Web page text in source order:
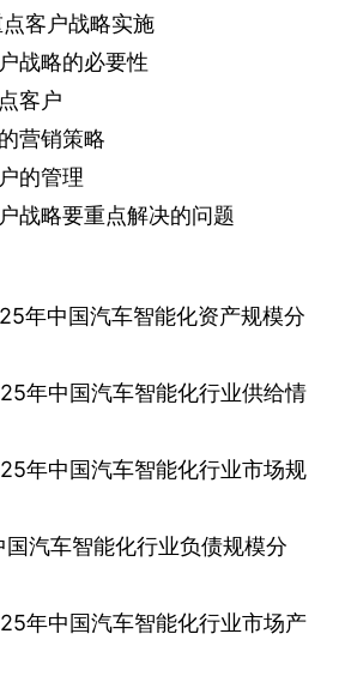
客户战略实施
战略的必要性
客户
营销策略
的管理
战略要重点解决的问题
年中国汽车智能化资产规模分
年中国汽车智能化行业供给情
年中国汽车智能化行业市场规
国汽车智能化行业负债规模分
年中国汽车智能化行业市场产